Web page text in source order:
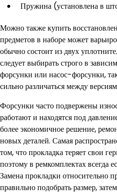
Пружина (установлена ​​в
Можно также купить
предметов в наборе может
обычно состоит из двух
следует выбирать строго в
форсунки или насос-форсунки,
сильно различаться между
Форсунки часто подвержены
работают и находятся под
более экономичное решение,
новых деталей. Самая
том, что прокладка теряет свои
поэтому в ремкомплектах всегда
Замена прокладки относительно
правильно подобрать размер,